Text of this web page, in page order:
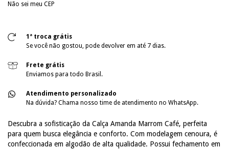
Não sei meu CEP
1ª troca grátis
Se você não gostou, pode devolver em até 7 dias.
Frete grátis
Enviamos para todo Brasil.
Atendimento personalizado
Na dúvida? Chama nosso time de atendimento no WhatsApp.
Descubra a sofisticação da Calça Amanda Marrom Café, perfeita
para quem busca elegância e conforto. Com modelagem cenoura, é
confeccionada em algodão de alta qualidade. Possui fechamento em